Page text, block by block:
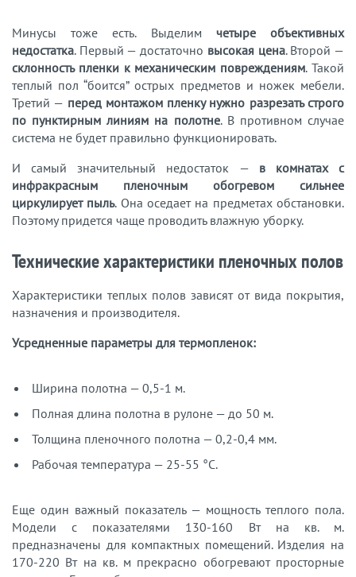
Минусы тоже есть. Выделим четыре объективных
недостатка. Первый — достаточно высокая цена. Второй —
склонность пленки к механическим повреждениям. Такой
теплый пол “боится” острых предметов и ножек мебели.
Третий — перед монтажом пленку нужно разрезать строго
по пунктирным линиям на полотне. В противном случае
система не будет правильно функционировать.
И самый значительный недостаток — в комнатах с
инфракрасным пленочным обогревом сильнее
циркулирует пыль. Она оседает на предметах обстановки.
Поэтому придется чаще проводить влажную уборку.
Технические характеристики пленочных полов
Характеристики теплых полов зависят от вида покрытия,
назначения и производителя.
Усредненные параметры для термопленок:
Ширина полотна — 0,5-1 м.
Полная длина полотна в рулоне — до 50 м.
Толщина пленочного полотна — 0,2-0,4 мм.
Рабочая температура — 25-55 °С.
Еще один важный показатель — мощность теплого пола.
Модели с показателями 130-160 Вт на кв. м.
предназначены для компактных помещений. Изделия на
170-220 Вт на кв. м прекрасно обогревают просторные